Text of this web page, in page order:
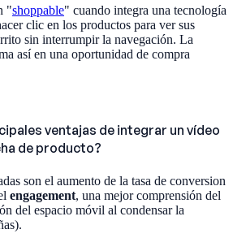
"shoppable" cuando integra una tecnología
clic en los productos para ver sus
sin interrumpir la navegación. La
así en una oportunidad de compra
ventajas de integrar un vídeo
de producto?
son el aumento de la tasa de conversion
engagement, una mejor comprensión del
del espacio móvil al condensar la